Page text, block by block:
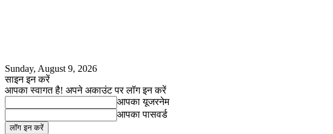
Sunday, August 9, 2026
साइन इन करें
आपका स्वागत है! अपने अकाउंट पर लॉग इन करें
आपका यूजरनेम
आपका पासवर्ड